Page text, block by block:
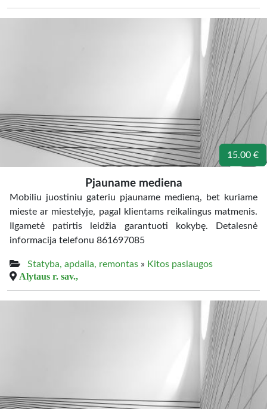
15.00 €
Pjauname mediena
Mobiliu juostiniu gateriu pjauname medieną, bet kuriame
mieste ar miestelyje, pagal klientams reikalingus matmenis.
Ilgametė patirtis leidžia garantuoti kokybę. Detalesnė
informacija telefonu 861697085
Statyba, apdaila, remontas » Kitos paslaugos
Alytaus r. sav.,